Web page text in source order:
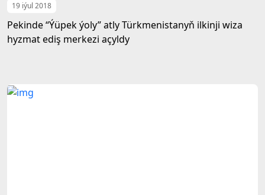
19 iýul 2018
Pekinde “Ýüpek ýoly” atly Türkmenistanyň ilkinji wiza
hyzmat ediş merkezi açyldy